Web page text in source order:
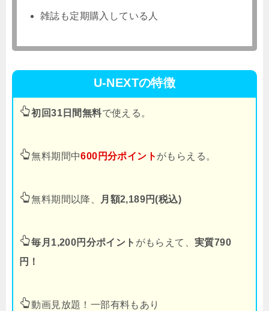
雑誌も定期購入している人
U-NEXTの特徴
初回31日間無料で使える。
無料期間中600円分ポイント がもらえる。
無料期間以降、 月額2,189円(税込)
毎月1,200円分ポイント がもらえて、実質790
円！
動画見放題！一部有料もあり